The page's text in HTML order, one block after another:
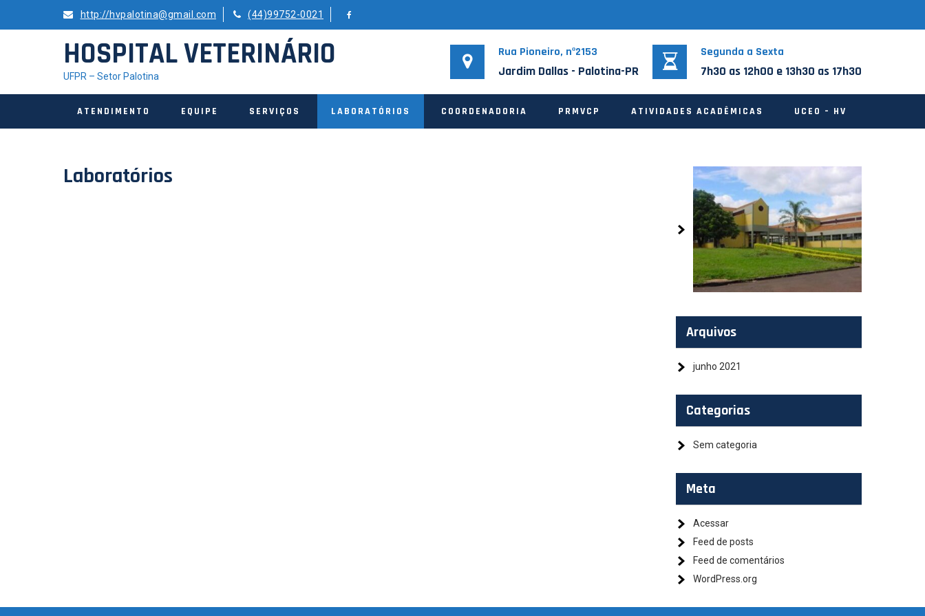
http://hvpalotina@gmail.com (44)99752-0021
HOSPITAL VETERINÁRIO
UFPR – Setor Palotina
Rua Pioneiro, nº2153
Jardim Dallas - Palotina-PR
Segunda a Sexta
7h30 as 12h00 e 13h30 as 17h30
ATENDIMENTO EQUIPE SERVIÇOS LABORATÓRIOS COORDENADORIA PRMVCP ATIVIDADES ACADÊMICAS UCEO – HV
Laboratórios
Arquivos
junho 2021
Categorias
Sem categoria
Meta
Acessar
Feed de posts
Feed de comentários
WordPress.org